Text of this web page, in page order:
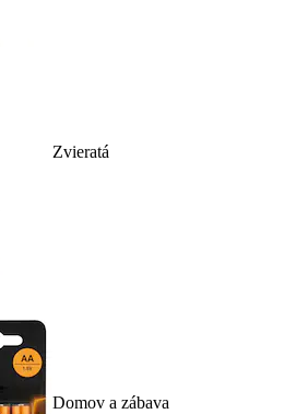
Zvieratá
Domov a zábava